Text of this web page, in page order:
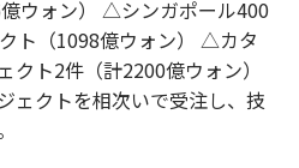
ウォン） △シンガポール400
ト（1098億ウォン） △カタ
ト2件（計2200億ウォン）
ェクトを相次いで受注し、技